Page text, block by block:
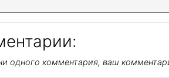
одного комментария, ваш